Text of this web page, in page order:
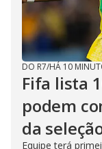
DO R7/HÁ 10
Fifa lista
podem
da
Equipe terá